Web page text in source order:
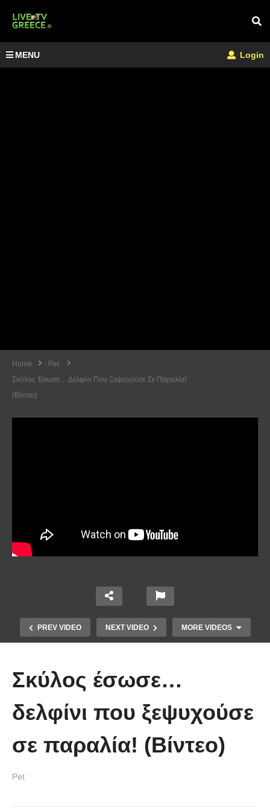
MENU Login
Home
Pet
Σκύλος Έσωσε… Δελφίνι Που Ξεψυχούσε Σε Παραλία!
(Βίντεο)
PREV VIDEO NEXT VIDEO MORE VIDEOS
Σκύλος έσωσε…
δελφίνι που ξεψυχούσε
σε παραλία! (Βίντεο)
Pet